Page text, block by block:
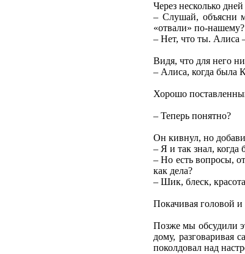
Через несколько
– Слушай, объясни
«отвали» по-нашему?
– Нет, что ты. Алиса
Видя, что для него
– Алиса, когда была
Хорошо
– Теперь понятно?
Он кивнул, но
– Я и так знал, когда
– Но есть вопросы,
как дела?
– Шик, блеск,
Покачивая головой
Позже мы обсудили
дому,
поколдовал над